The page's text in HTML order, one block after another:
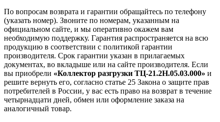
По вопросам возврата и гарантии обращайтесь по телефону
(указать номер). Звоните по номерам, указанным на
официальном сайте, и мы оперативно окажем вам
необходимую поддержку. Гарантия распространяется на всю
продукцию в соответствии с политикой гарантии
производителя. Срок гарантии указан в прилагаемых
документах, во вкладыше или на сайте производителя. Если
вы приобрели «Коллектор разгрузки ТЦ-21.2Н.05.03.000» и
решите вернуть его, согласно статье 25 Закона о защите прав
потребителей в России, у вас есть право на возврат в течение
четырнадцати дней, обмен или оформление заказа на
аналогичный товар.